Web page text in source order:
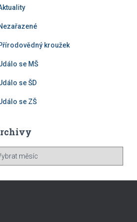
kroužek
se MŠ
se ŠD
se ZŠ